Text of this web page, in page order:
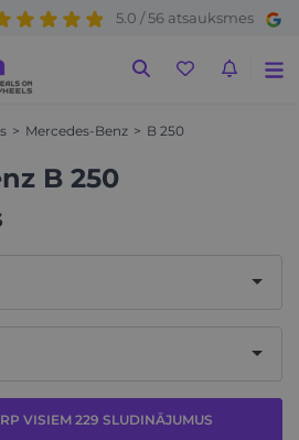
5.0 / 56 atsauksmes
Mercedes-Benz B 250
B 250
VISIEM 229 SLUDINĀJUMUS